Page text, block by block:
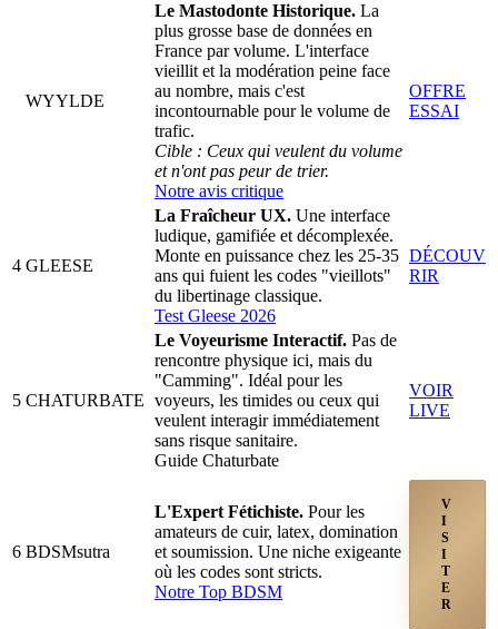
WYYLDE
Le Mastodonte Historique. La
plus grosse base de données en
France par volume. L'interface
vieillit et la modération peine face
au nombre, mais c'est
incontournable pour le volume de
trafic.
Cible : Ceux qui veulent du volume
et n'ont pas peur de trier.
Notre avis critique
OFFRE
ESSAI
4 GLEESE
La Fraîcheur UX. Une interface
ludique, gamifiée et décomplexée.
Monte en puissance chez les 25-35
ans qui fuient les codes "vieillots"
du libertinage classique.
Test Gleese 2026
DÉCOUV
RIR
5 CHATURBATE
Le Voyeurisme Interactif. Pas de
rencontre physique ici, mais du
"Camming". Idéal pour les
voyeurs, les timides ou ceux qui
veulent interagir immédiatement
sans risque sanitaire.
Guide Chaturbate
VOIR
LIVE
6 BDSMsutra
L'Expert Fétichiste. Pour les
amateurs de cuir, latex, domination
et soumission. Une niche exigeante
où les codes sont stricts.
Notre Top BDSM
V
I
S
I
T
E
R